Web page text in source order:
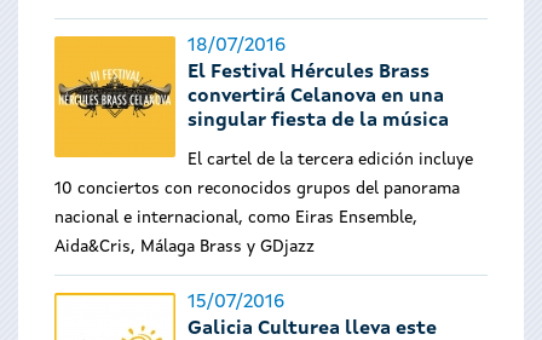
18/07/2016
El Festival Hércules Brass
convertirá Celanova en una
singular fiesta de la música
El cartel de la tercera edición incluye
10 conciertos con reconocidos grupos del panorama
nacional e internacional, como Eiras Ensemble,
Aida&Cris, Málaga Brass y GDjazz
15/07/2016
Galicia Culturea lleva este